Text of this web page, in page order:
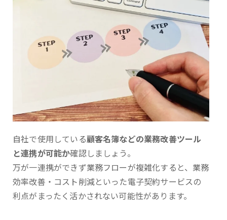
自社で使用している顧客名簿などの業務改善ツール
と連携が可能か確認しましょう。
万が一連携ができず業務フローが複雑化すると、業務
効率改善・コスト削減といった電子契約サービスの
利点がまったく活かされない可能性があります。